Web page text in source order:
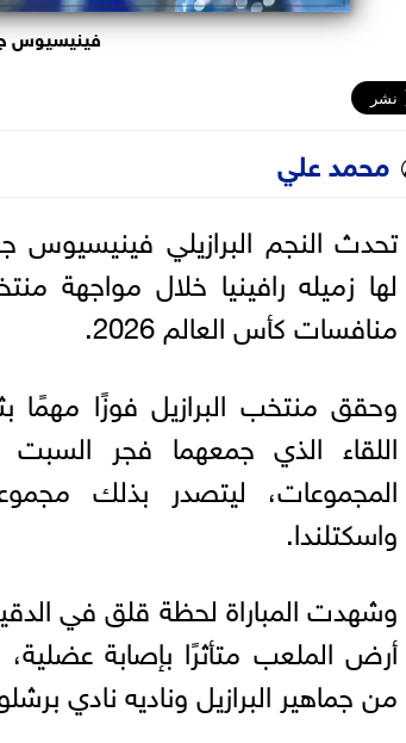
فينيسيوس
محمد علي
تحدث النجم البرازيلي فينيسيوس
لها زميله رافينيا خلال مواجهة
منافسات كأس العالم 2026.
وحقق منتخب البرازيل فوزًا مهمًا
اللقاء الذي جمعهما فجر
المجموعات، ليتصدر بذلك
واسكتلندا.
أرض الملعب متأثرًا بإصابة
من جماهير البرازيل وناديه نادي